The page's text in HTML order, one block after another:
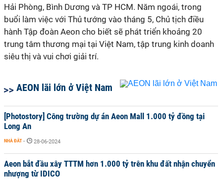
Hải Phòng, Bình Dương và TP HCM. Năm ngoái, trong
buổi làm việc với Thủ tướng vào tháng 5, Chủ tịch điều
hành Tập đoàn Aeon cho biết sẽ phát triển khoảng 20
trung tâm thương mại tại Việt Nam, tập trung kinh doanh
siêu thị và vui chơi giải trí.
AEON lãi lớn ở Việt Nam
[Photostory] Công trường dự án Aeon Mall 1.000 tỷ đồng tại
Long An
NHÀ ĐẤT - 28-06-2024
Aeon bắt đầu xây TTTM hơn 1.000 tỷ trên khu đất nhận chuyển
nhượng từ IDICO